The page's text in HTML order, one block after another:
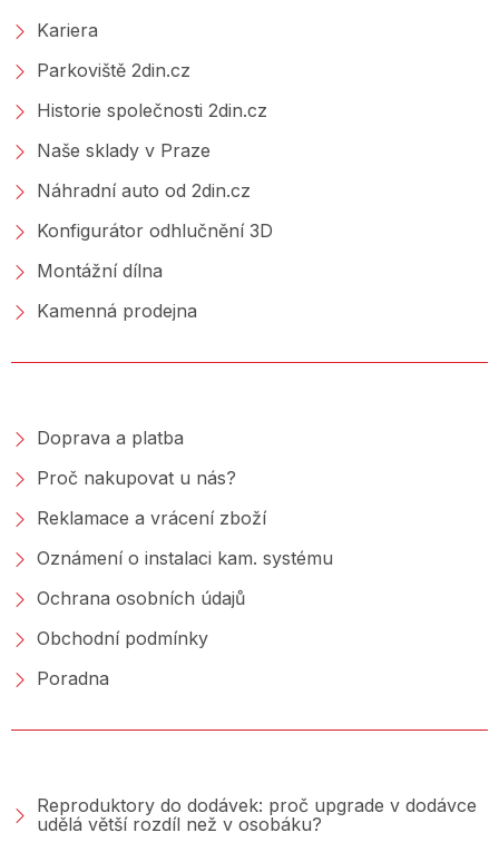
Kariera
Parkoviště 2din.cz
Historie společnosti 2din.cz
Naše sklady v Praze
Náhradní auto od 2din.cz
Konfigurátor odhlučnění 3D
Montážní dílna
Kamenná prodejna
Doprava a platba
Proč nakupovat u nás?
Reklamace a vrácení zboží
Oznámení o instalaci kam. systému
Ochrana osobních údajů
Obchodní podmínky
Poradna
Reproduktory do dodávek: proč upgrade v dodávce
udělá větší rozdíl než v osobáku?